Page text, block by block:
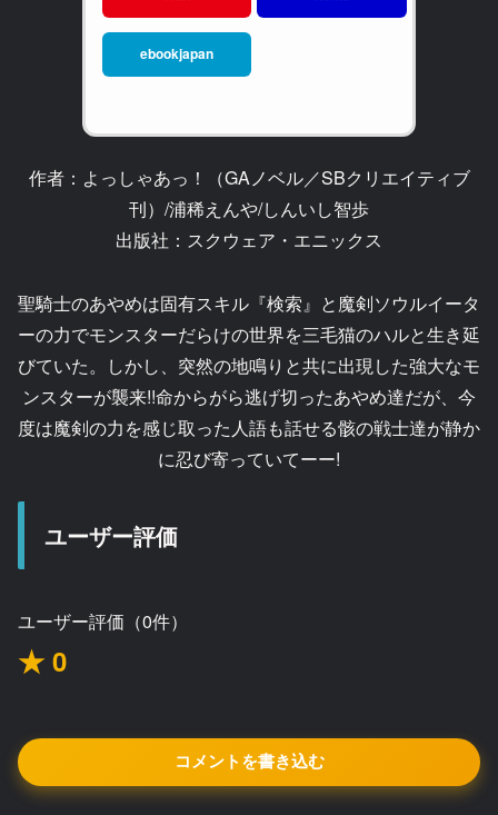
ebookjapan
作者：よっしゃあっ！（GAノベル／SBクリエイティブ
刊）/浦稀えんや/しんいし智歩
出版社：スクウェア・エニックス
聖騎士のあやめは固有スキル『検索』と魔剣ソウルイータ
ーの力でモンスターだらけの世界を三毛猫のハルと生き延
びていた。しかし、突然の地鳴りと共に出現した強大なモ
ンスターが襲来!!命からがら逃げ切ったあやめ達だが、今
度は魔剣の力を感じ取った人語も話せる骸の戦士達が静か
に忍び寄っていてーー!
ユーザー評価
ユーザー評価（0件）
★ 0
コメントを書き込む